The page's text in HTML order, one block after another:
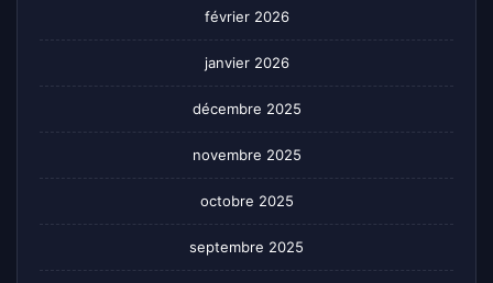
février 2026
janvier 2026
décembre 2025
novembre 2025
octobre 2025
septembre 2025